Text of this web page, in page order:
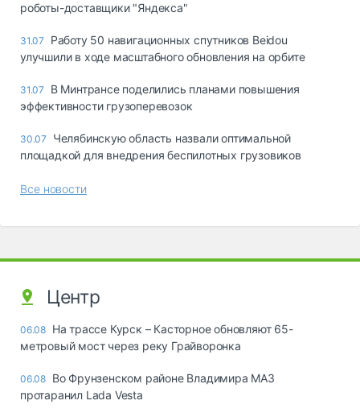
роботы-доставщики "Яндекса"
31.07
Работу 50 навигационных спутников Beidou
улучшили в ходе масштабного обновления на орбите
31.07
В Минтрансе поделились планами повышения
эффективности грузоперевозок
30.07
Челябинскую область назвали оптимальной
площадкой для внедрения беспилотных грузовиков
Все новости
Центр
06.08 На трассе Курск – Касторное обновляют 65-
метровый мост через реку Грайворонка
06.08 Во Фрунзенском районе Владимира МАЗ
протаранил Lada Vesta